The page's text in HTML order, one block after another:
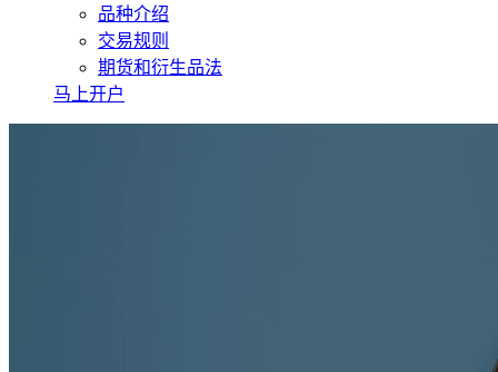
品种介绍
交易规则
期货和衍生品法
马上开户